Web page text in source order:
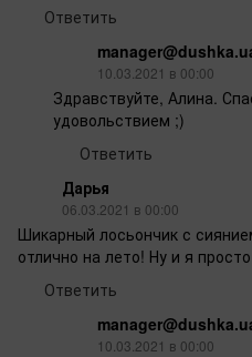
Ответить
10.03.2021 в 00:00
Здравствуйте, Алина.
удовольствием ;)
Ответить
Дарья
06.03.2021 в 00:00
Шикарный лосьончик с
отлично на лето! Ну и я
Ответить
10.03.2021 в 00:00